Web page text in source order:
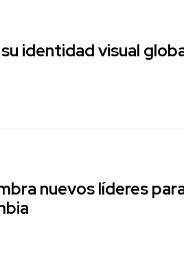
identidad visual
nuevos líderes